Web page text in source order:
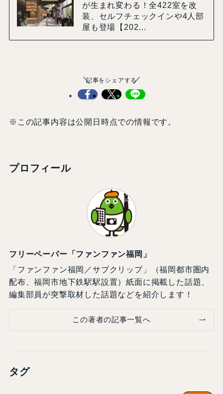
が生まれ変わる！全422室を改
装、セルフチェックインや4人部
屋も登場【202…
記事をシェアする
※この記事内容は公開日時点での情報です。
プロフィール
フリーペーパー「ファンファン福岡」
「ファンファン福岡／サブクリップ」（福岡都市圏内
配布、福岡市地下鉄駅駅設置）紙面に掲載した話題、
編集部員が突撃取材した話題などを紹介します！
この著者の記事一覧へ
タグ